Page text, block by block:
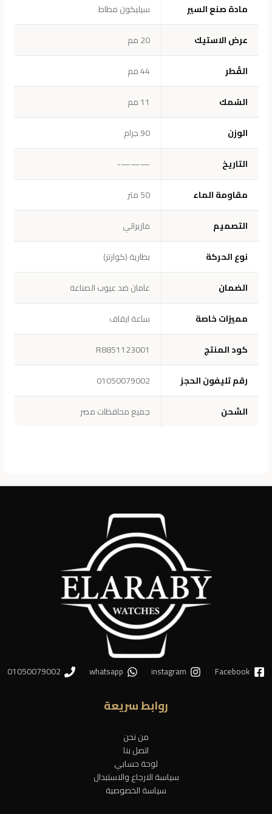
مادة صنع السير
سيليكون مطاط
عرض الاستيك
20 مم
القُطر
44 مم
السُمك
11 مم
الوزن
90 جرام
التاريخ
———-
مقاومة الماء
50 متر
التصميم
مازيراتي
نوع الحركة
بطارية (كوارتز)
الضمان
عامان ضد عيوب الصناعة
مميزات خاصة
ساعة ايقاف
كود المنتج
R8851123001
رقم تليفون الحجز
01050079002
الشحن
جميع محافظات مصر
Facebook
instagram
whatsapp
01050079002
روابط سريعة
من نحن
اتصل بنا
لوحة حسابي
سياسة الارجاع والاستبدال
سياسة الخصوصية